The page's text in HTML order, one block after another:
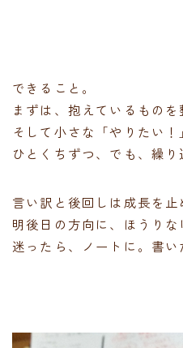
できること。
まずは、抱えているものを
そして小さな「やりたい！
ひとくちずつ、でも、繰り
言い訳と後回しは成長を止
明後日の方向に、ほうりな
迷ったら、ノートに。書い